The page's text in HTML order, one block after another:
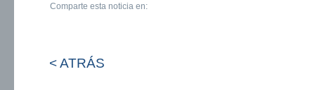
Comparte esta noticia en:
< ATRÁS